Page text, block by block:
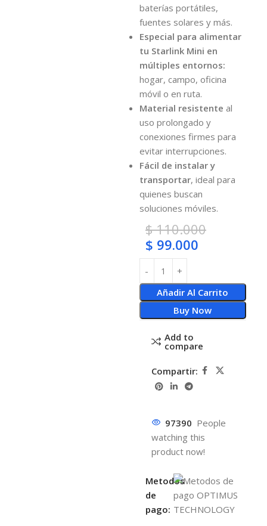
baterías portátiles,
fuentes solares y más.
Especial para alimentar
tu Starlink Mini en
múltiples entornos:
hogar, campo, oficina
móvil o en ruta.
Material resistente al
uso prolongado y
conexiones firmes para
evitar interrupciones.
Fácil de instalar y
transportar, ideal para
quienes buscan
soluciones móviles.
$110.000
$ 99.000
Añadir Al Carrito
Buy Now
Add to
compare
Compartir:
97390 People
watching this
product now!
Metodos
de
pago: